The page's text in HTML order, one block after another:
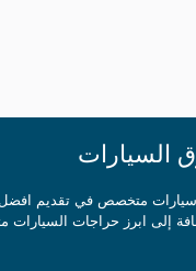
السيارات
متخصص في تقديم افضل
إلى ابرز حراجات السيارات